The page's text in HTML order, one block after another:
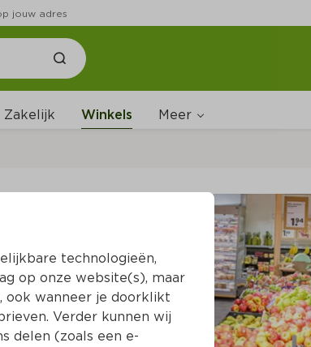
jouw adres
Zakelijk Winkels Meer
Wijnshop
Boodschappenlijstjes
technologieën,
op onze website(s), maar
ook wanneer je doorklikt
Verder kunnen wij
delen (zoals een e-